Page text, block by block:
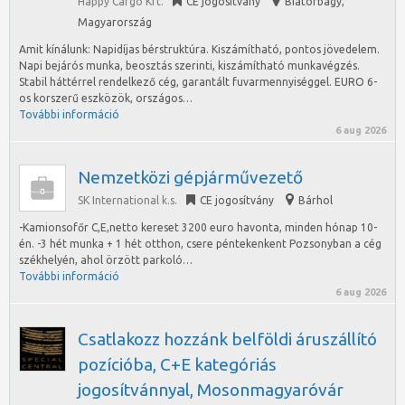
Magyarország
Amit kínálunk: Napidíjas bérstruktúra. Kiszámítható, pontos jövedelem.
Napi bejárós munka, beosztás szerinti, kiszámítható munkavégzés.
Stabil háttérrel rendelkező cég, garantált fuvarmennyiséggel. EURO 6-
os korszerű eszközök, országos…
További információ
6 aug 2026
Nemzetközi gépjárművezető
SK International k.s. CE jogosítvány Bárhol
-Kamionsofőr C,E,netto kereset 3200 euro havonta, minden hónap 10-
én. -3 hét munka + 1 hét otthon, csere péntekenkent Pozsonyban a cég
székhelyén, ahol örzött parkoló…
További információ
6 aug 2026
Csatlakozz hozzánk belföldi áruszállító
pozícióba, C+E kategóriás
jogosítvánnyal, Mosonmagyaróvár